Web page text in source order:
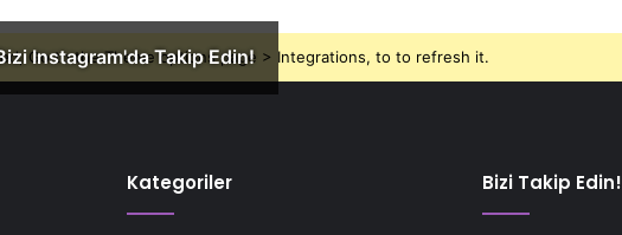
Instagram'da Takip Edin!
Go to the Theme options page > Integrations, to to refresh it.
Kategoriler Bizi Takip Edin!